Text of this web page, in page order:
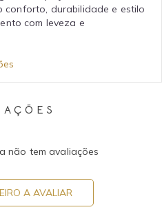
durabilidade e estilo
com leveza e
não tem avaliações
A AVALIAR